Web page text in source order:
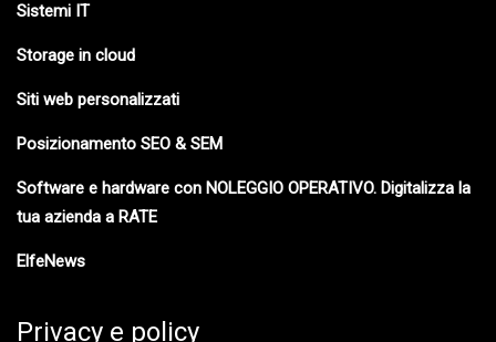
Sistemi IT
Storage in cloud
Siti web personalizzati
Posizionamento SEO & SEM
Software e hardware con NOLEGGIO OPERATIVO. Digitalizza la
tua azienda a RATE
ElfeNews
Privacy e policy